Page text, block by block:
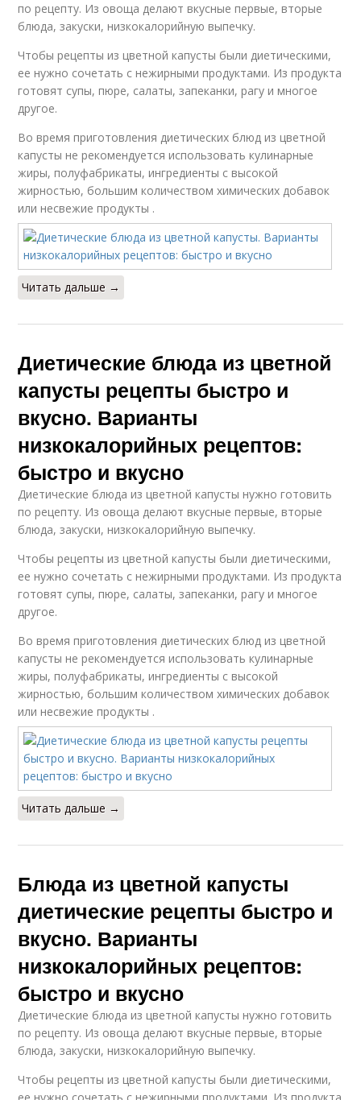
по рецепту. Из овоща делают вкусные первые, вторые
блюда, закуски, низкокалорийную выпечку.
Чтобы рецепты из цветной капусты были диетическими,
ее нужно сочетать с нежирными продуктами. Из продукта
готовят супы, пюре, салаты, запеканки, рагу и многое
другое.
Во время приготовления диетических блюд из цветной
капусты не рекомендуется использовать кулинарные
жиры, полуфабрикаты, ингредиенты с высокой
жирностью, большим количеством химических добавок
или несвежие продукты .
Читать дальше →
Диетические блюда из цветной
капусты рецепты быстро и
вкусно. Варианты
низкокалорийных рецептов:
быстро и вкусно
Диетические блюда из цветной капусты нужно готовить
по рецепту. Из овоща делают вкусные первые, вторые
блюда, закуски, низкокалорийную выпечку.
Чтобы рецепты из цветной капусты были диетическими,
ее нужно сочетать с нежирными продуктами. Из продукта
готовят супы, пюре, салаты, запеканки, рагу и многое
другое.
Во время приготовления диетических блюд из цветной
капусты не рекомендуется использовать кулинарные
жиры, полуфабрикаты, ингредиенты с высокой
жирностью, большим количеством химических добавок
или несвежие продукты .
Читать дальше →
Блюда из цветной капусты
диетические рецепты быстро и
вкусно. Варианты
низкокалорийных рецептов:
быстро и вкусно
Диетические блюда из цветной капусты нужно готовить
по рецепту. Из овоща делают вкусные первые, вторые
блюда, закуски, низкокалорийную выпечку.
Чтобы рецепты из цветной капусты были диетическими,